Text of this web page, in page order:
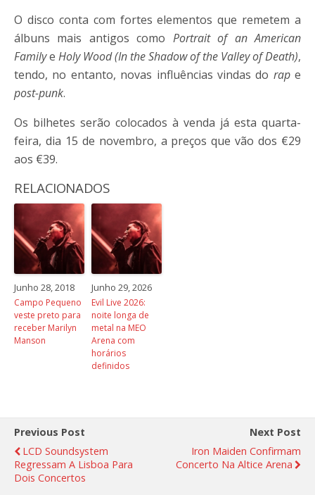
O disco conta com fortes elementos que remetem a
álbuns mais antigos como Portrait of an American
Familye Holy Wood (In the Shadow of the Valley of Death),
tendo, no entanto, novas influências vindas do rape
post-punk.
Os bilhetes serão colocados à venda já esta quarta-
feira, dia 15 de novembro, a preços que vão dos €29
aos €39.
RELACIONADOS
Junho 28, 2018
Campo Pequeno
veste preto para
receber Marilyn
Manson
Junho 29, 2026
Evil Live 2026:
noite longa de
metal na MEO
Arena com
horários
definidos
Previous Post
LCD Soundsystem
Regressam A Lisboa Para
Dois Concertos
Next Post
Iron Maiden Confirmam
Concerto Na Altice Arena